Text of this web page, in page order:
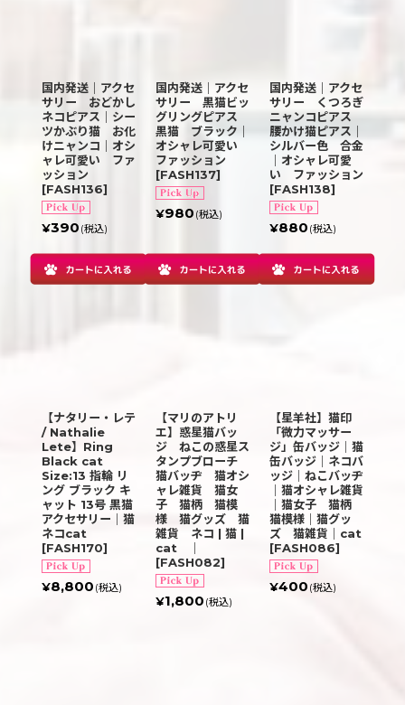
国内発送｜アクセ
サリー おどかし
ネコピアス｜シー
ツかぶり猫 お化
けニャンコ｜オシ
ャレ可愛い ファ
ッション
[FASH136]
¥390 (税込)
国内発送｜アクセ
サリー 黒猫ビッ
グリングピアス
黒猫 ブラック｜
オシャレ可愛い
ファッション
[FASH137]
¥980 (税込)
国内発送｜アクセ
サリー くつろぎ
ニャンコピアス
腰かけ猫ピアス｜
シルバー色 合金
｜オシャレ可愛
い ファッション
[FASH138]
¥880 (税込)
【ナタリー・レテ
/ Nathalie
Lete】Ring
Black cat
Size:13 指輪 リ
ング ブラック キ
ャット 13号 黒猫
アクセサリー｜猫
ネコcat
[FASH170]
¥8,800 (税込)
【マリのアトリ
エ】惑星猫バッ
ジ ねこの惑星ス
タンプブローチ
猫バッヂ 猫オシ
ャレ雑貨 猫女
子 猫柄 猫模
様 猫グッズ 猫
雑貨 ネコ | 猫 |
cat ｜
[FASH082]
¥1,800 (税込)
【星羊社】猫印
「微力マッサー
ジ」缶バッジ｜猫
缶バッジ｜ネコバ
ッジ｜ねこバッヂ
｜猫オシャレ雑貨
｜猫女子 猫柄
猫模様｜猫グッ
ズ 猫雑貨｜cat
[FASH086]
¥400 (税込)